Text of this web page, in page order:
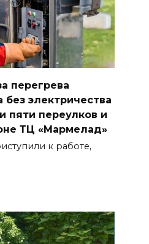
перегрева
электричества
пяти переулков и
ТЦ «Мармелад»
к работе,